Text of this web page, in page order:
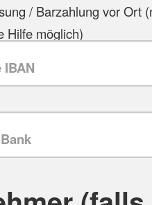
/ Barzahlung vor Ort
Hilfe möglich)